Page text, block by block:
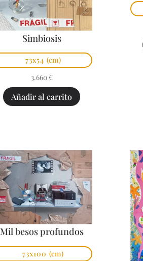
Simbiosis
73x54 (cm)
3.660 €
Añadir al carrito
Mil besos profundos
73x100 (cm)